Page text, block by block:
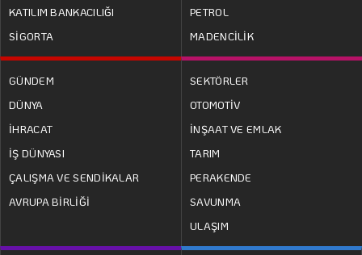
KATILIM BANKACILIĞI
SİGORTA
PETROL
MADENCİLİK
GÜNDEM
DÜNYA
İHRACAT
İŞ DÜNYASI
ÇALIŞMA VE SENDİKALAR
AVRUPA BİRLİĞİ
SEKTÖRLER
OTOMOTİV
İNŞAAT VE EMLAK
TARIM
PERAKENDE
SAVUNMA
ULAŞIM